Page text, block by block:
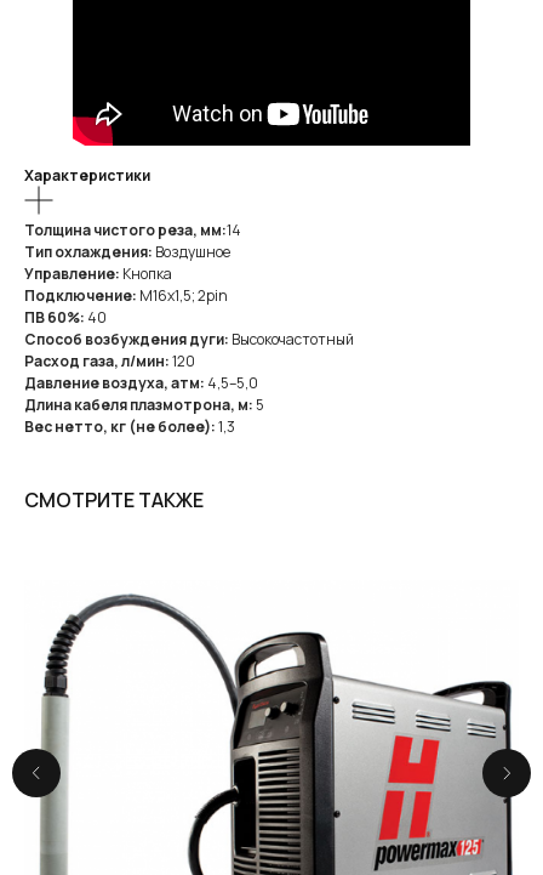
Характеристики
Толщина чистого реза, мм:14
Тип охлаждения: Воздушное
Управление: Кнопка
Подключение: M16х1,5; 2pin
ПВ 60%: 40
Способ возбуждения дуги: Высокочастотный
Расход газа, л/мин:120
Давление воздуха, атм: 4,5–5,0
Длина кабеля плазмотрона, м: 5
Вес нетто, кг (не более):1,3
СМОТРИТЕ ТАКЖЕ